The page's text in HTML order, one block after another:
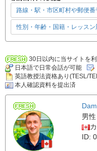
路線・駅・市区町村や郵便番
性別・年齢・国籍・レッス
30日以内に当サイトを
日本語で日常会話が可能
英語教授法資格あり(TESL/
本人確認資料を提出済
男
ID: